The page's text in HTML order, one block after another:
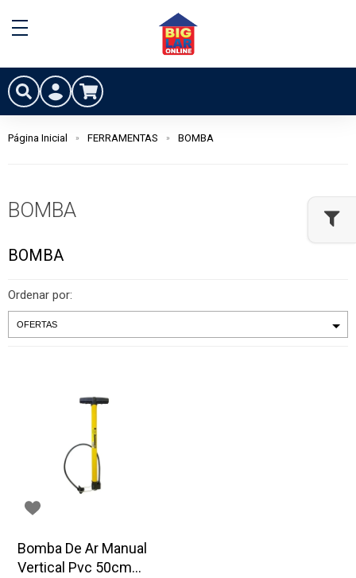
Página Inicial FERRAMENTAS BOMBA
BOMBA
BOMBA
Ordenar por:
Bomba De Ar Manual
Vertical Pvc 50cm